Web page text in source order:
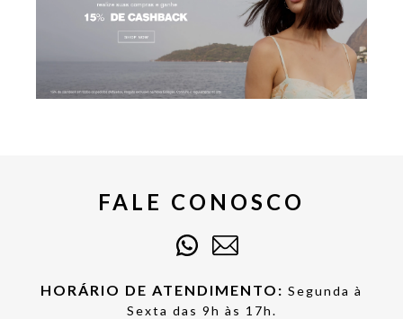
FALE CONOSCO
HORÁRIO DE ATENDIMENTO: Segunda à
Sexta das 9h às 17h.